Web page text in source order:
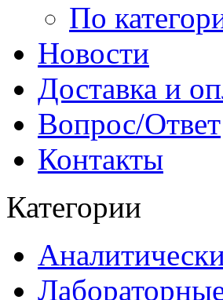
По
Новости
Доставка и
Вопрос/Ответ
Контакты
Категории